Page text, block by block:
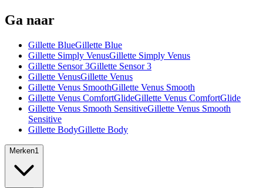
Ga naar
Gillette BlueGillette Blue
Gillette Simply VenusGillette Simply Venus
Gillette Sensor 3Gillette Sensor 3
Gillette VenusGillette Venus
Gillette Venus SmoothGillette Venus Smooth
Gillette Venus ComfortGlideGillette Venus ComfortGlide
Gillette Venus Smooth SensitiveGillette Venus Smooth
Sensitive
Gillette BodyGillette Body
Merken1